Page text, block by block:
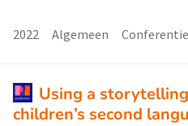
2022 Algemeen
Using a
children’s second